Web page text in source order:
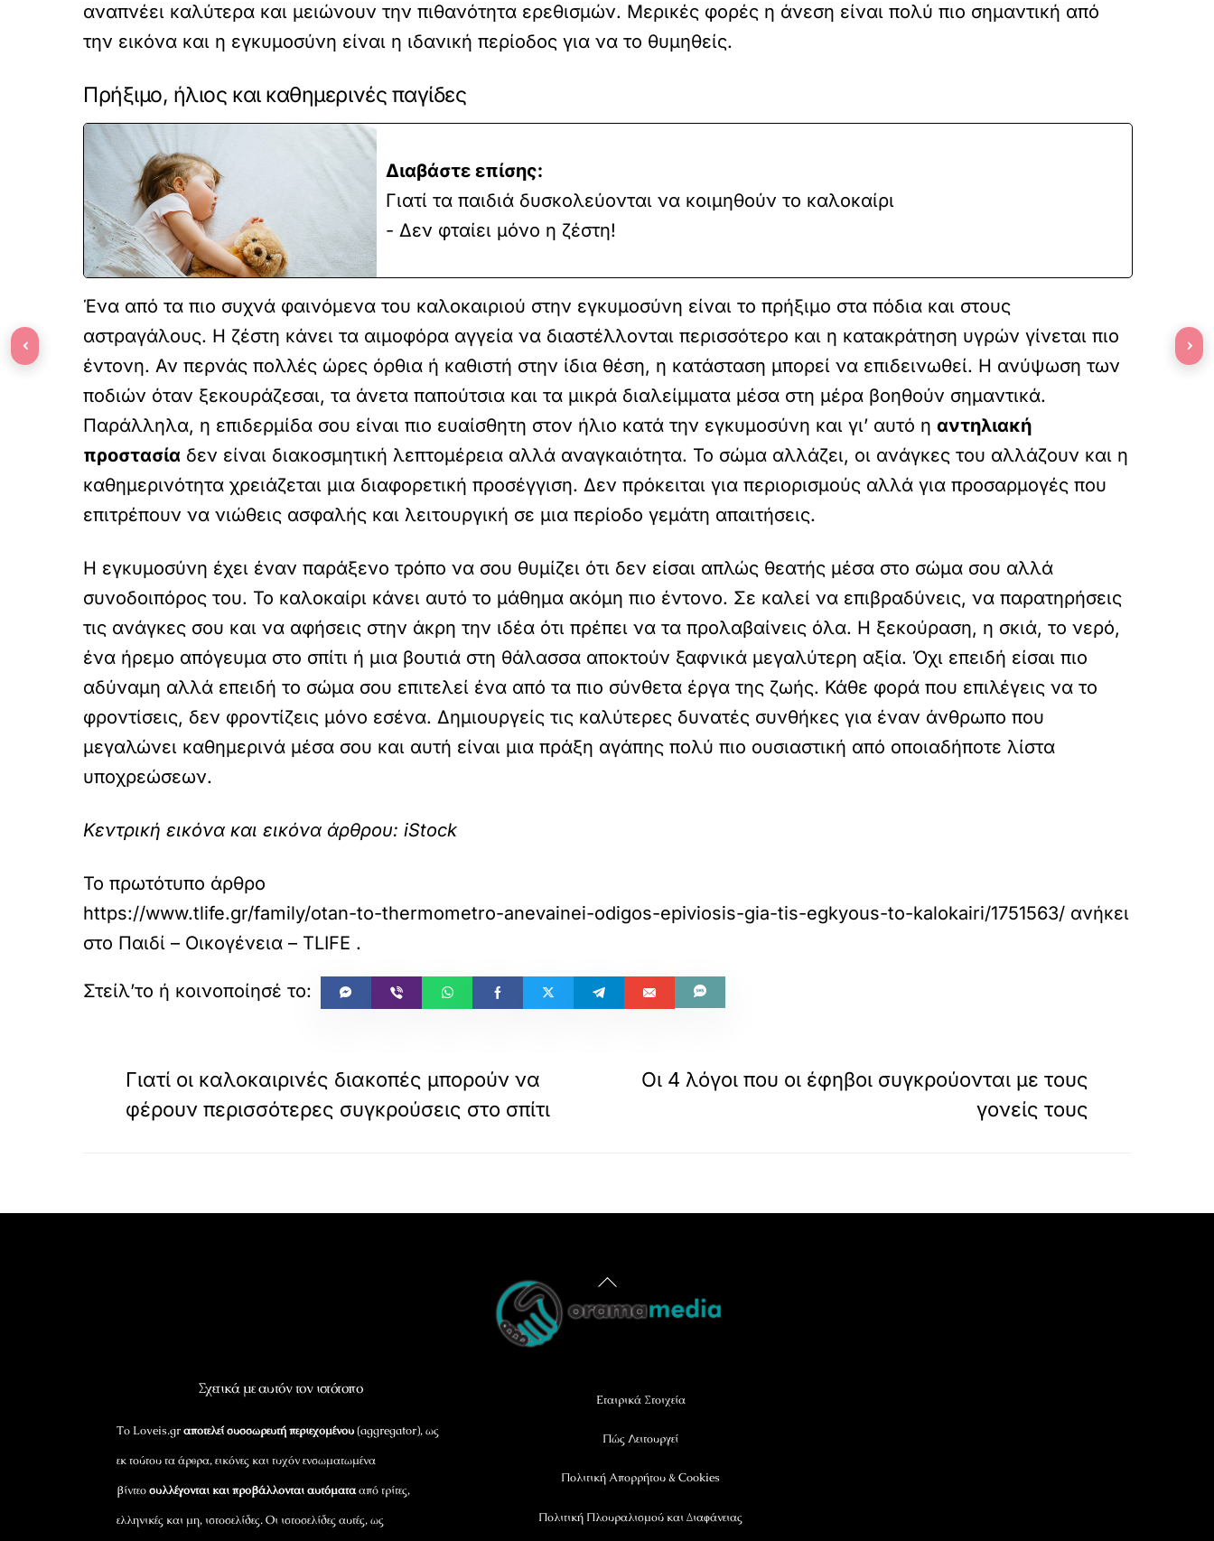
αναπνέει καλύτερα και μειώνουν την πιθανότητα ερεθισμών. Μερικές φορές η άνεση είναι πολύ πιο σημαντική από
την εικόνα και η εγκυμοσύνη είναι η ιδανική περίοδος για να το θυμηθείς.
Πρήξιμο, ήλιος και καθημερινές παγίδες
Διαβάστε επίσης:
Γιατί τα παιδιά δυσκολεύονται να κοιμηθούν το καλοκαίρι
- Δεν φταίει μόνο η ζέστη!
Ένα από τα πιο συχνά φαινόμενα του καλοκαιριού στην εγκυμοσύνη είναι το πρήξιμο στα πόδια και στους
αστραγάλους. Η ζέστη κάνει τα αιμοφόρα αγγεία να διαστέλλονται περισσότερο και η κατακράτηση υγρών γίνεται πιο
έντονη. Αν περνάς πολλές ώρες όρθια ή καθιστή στην ίδια θέση, η κατάσταση μπορεί να επιδεινωθεί. Η ανύψωση των
ποδιών όταν ξεκουράζεσαι, τα άνετα παπούτσια και τα μικρά διαλείμματα μέσα στη μέρα βοηθούν σημαντικά.
Παράλληλα, η επιδερμίδα σου είναι πιο ευαίσθητη στον ήλιο κατά την εγκυμοσύνη και γι’ αυτό η αντηλιακή
προστασία δεν είναι διακοσμητική λεπτομέρεια αλλά αναγκαιότητα. Το σώμα αλλάζει, οι ανάγκες του αλλάζουν και η
καθημερινότητα χρειάζεται μια διαφορετική προσέγγιση. Δεν πρόκειται για περιορισμούς αλλά για προσαρμογές που
επιτρέπουν να νιώθεις ασφαλής και λειτουργική σε μια περίοδο γεμάτη απαιτήσεις.
Η εγκυμοσύνη έχει έναν παράξενο τρόπο να σου θυμίζει ότι δεν είσαι απλώς θεατής μέσα στο σώμα σου αλλά
συνοδοιπόρος του. Το καλοκαίρι κάνει αυτό το μάθημα ακόμη πιο έντονο. Σε καλεί να επιβραδύνεις, να παρατηρήσεις
τις ανάγκες σου και να αφήσεις στην άκρη την ιδέα ότι πρέπει να τα προλαβαίνεις όλα. Η ξεκούραση, η σκιά, το νερό,
ένα ήρεμο απόγευμα στο σπίτι ή μια βουτιά στη θάλασσα αποκτούν ξαφνικά μεγαλύτερη αξία. Όχι επειδή είσαι πιο
αδύναμη αλλά επειδή το σώμα σου επιτελεί ένα από τα πιο σύνθετα έργα της ζωής. Κάθε φορά που επιλέγεις να το
φροντίσεις, δεν φροντίζεις μόνο εσένα. Δημιουργείς τις καλύτερες δυνατές συνθήκες για έναν άνθρωπο που
μεγαλώνει καθημερινά μέσα σου και αυτή είναι μια πράξη αγάπης πολύ πιο ουσιαστική από οποιαδήποτε λίστα
υποχρεώσεων.
Κεντρική εικόνα και εικόνα άρθρου: iStock
Το πρωτότυπο άρθρο
https://www.tlife.gr/family/otan-to-thermometro-anevainei-odigos-epiviosis-gia-tis-egkyous-to-kalokairi/1751563/ ανήκει
στο Παιδί – Οικογένεια – TLIFE .
Γιατί οι καλοκαιρινές διακοπές μπορούν να
φέρουν περισσότερες συγκρούσεις στο σπίτι
Οι 4 λόγοι που οι έφηβοι συγκρούονται με τους
γονείς τους
Back
To
Σχετικά με αυτόν τον ιστότοπο
Το Loveis.grαποτελεί συσσωρευτή περιεχομένου(aggregator), ως
εκ τούτου τα άρθρα, εικόνες και τυχόν ενσωματωμένα
βίντεοσυλλέγονται και προβάλλονται αυτόματααπό τρίτες,
ελληνικές και μη, ιστοσελίδες. Οι ιστοσελίδες αυτές, ως
Εταιρικά Στοιχεία
Πώς Λειτουργεί
Πολιτική Απορρήτου & Cookies
Πολιτική Πλουραλισμού και Διαφάνειας
‹ ›